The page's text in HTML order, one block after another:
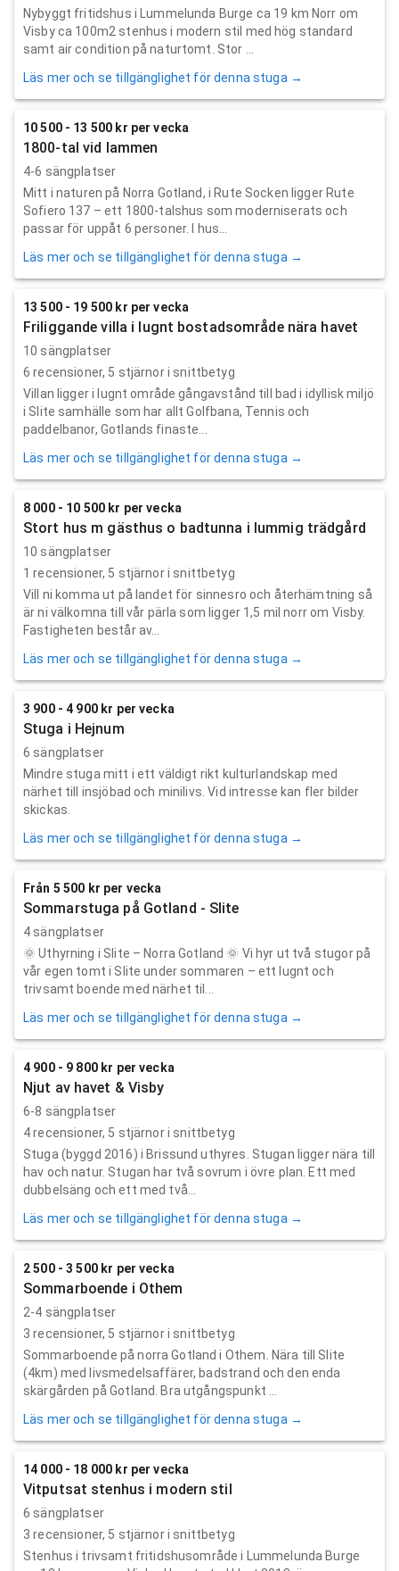
Nybyggt fritidshus i Lummelunda Burge ca 19 km Norr om
Visby ca 100m2 stenhus i modern stil med hög standard
samt air condition på naturtomt. Stor ...
Läs mer och se tillgänglighet för denna stuga →
10 500 - 13 500 kr per vecka
1800-tal vid lammen
4-6 sängplatser
Mitt i naturen på Norra Gotland, i Rute Socken ligger Rute
Sofiero 137 – ett 1800-talshus som moderniserats och
passar för uppåt 6 personer. I hus...
Läs mer och se tillgänglighet för denna stuga →
13 500 - 19 500 kr per vecka
Friliggande villa i lugnt bostadsområde nära havet
10 sängplatser
6 recensioner, 5 stjärnor i snittbetyg
Villan ligger i lugnt område gångavstånd till bad i idyllisk miljö
i Slite samhälle som har allt Golfbana, Tennis och
paddelbanor, Gotlands finaste...
Läs mer och se tillgänglighet för denna stuga →
8 000 - 10 500 kr per vecka
Stort hus m gästhus o badtunna i lummig trädgård
10 sängplatser
1 recensioner, 5 stjärnor i snittbetyg
Vill ni komma ut på landet för sinnesro och återhämtning så
är ni välkomna till vår pärla som ligger 1,5 mil norr om Visby.
Fastigheten består av...
Läs mer och se tillgänglighet för denna stuga →
3 900 - 4 900 kr per vecka
Stuga i Hejnum
6 sängplatser
Mindre stuga mitt i ett väldigt rikt kulturlandskap med
närhet till insjöbad och minilivs. Vid intresse kan fler bilder
skickas.
Läs mer och se tillgänglighet för denna stuga →
Från 5 500 kr per vecka
Sommarstuga på Gotland - Slite
4 sängplatser
🌞 Uthyrning i Slite – Norra Gotland 🌞 Vi hyr ut två stugor på
vår egen tomt i Slite under sommaren – ett lugnt och
trivsamt boende med närhet til...
Läs mer och se tillgänglighet för denna stuga →
4 900 - 9 800 kr per vecka
Njut av havet & Visby
6-8 sängplatser
4recensioner, 5 stjärnor i snittbetyg
Stuga (byggd 2016) i Brissund uthyres. Stugan ligger nära till
hav och natur. Stugan har två sovrum i övre plan. Ett med
dubbelsäng och ett med två...
Läs mer och se tillgänglighet för denna stuga →
2 500 - 3 500 kr per vecka
Sommarboende i Othem
2-4 sängplatser
3 recensioner, 5 stjärnor i snittbetyg
Sommarboende på norra Gotland i Othem. Nära till Slite
(4km) med livsmedelsaffärer, badstrand och den enda
skärgården på Gotland. Bra utgångspunkt ...
Läs mer och se tillgänglighet för denna stuga →
14 000 - 18 000 kr per vecka
Vitputsat stenhus i modern stil
6 sängplatser
3 recensioner, 5 stjärnor i snittbetyg
Stenhus i trivsamt fritidshusområde i Lummelunda Burge